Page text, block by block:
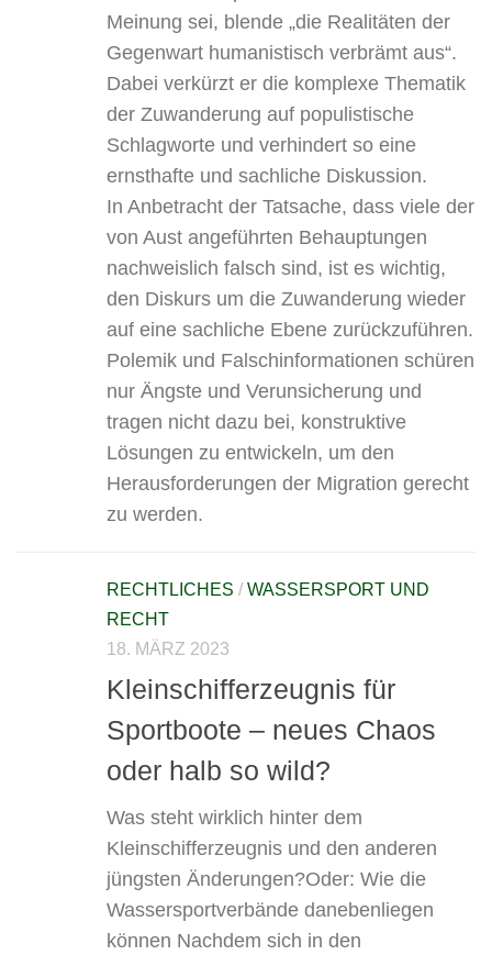
Meinung sei, blende „die Realitäten der
Gegenwart humanistisch verbrämt aus“.
Dabei verkürzt er die komplexe Thematik
der Zuwanderung auf populistische
Schlagworte und verhindert so eine
ernsthafte und sachliche Diskussion.
In Anbetracht der Tatsache, dass viele der
von Aust angeführten Behauptungen
nachweislich falsch sind, ist es wichtig,
den Diskurs um die Zuwanderung wieder
auf eine sachliche Ebene zurückzuführen.
Polemik und Falschinformationen schüren
nur Ängste und Verunsicherung und
tragen nicht dazu bei, konstruktive
Lösungen zu entwickeln, um den
Herausforderungen der Migration gerecht
zu werden.
RECHTLICHES / WASSERSPORT UND
RECHT
18. MÄRZ 2023
Kleinschifferzeugnis für
Sportboote – neues Chaos
oder halb so wild?
Was steht wirklich hinter dem
Kleinschifferzeugnis und den anderen
jüngsten Änderungen?Oder: Wie die
Wassersportverbände danebenliegen
können Nachdem sich in den